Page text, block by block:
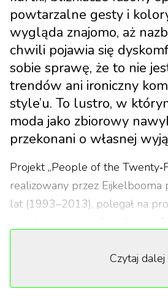
powtarzalne gesty i
wygląda znajomo, aż
chwili pojawia się
sobie sprawę, że to nie
trendów ani ironiczny
style’u. To lustro, w
moda jako zbiorowy
przekonani o własnej
Projekt „People of the
realizowany przez Eijkelbooma
lat (1993–2013), polegał na
socjologicznym geście. Artysta
Paryż, Szanghaj czy Mediolan, a
Czytaj dalej